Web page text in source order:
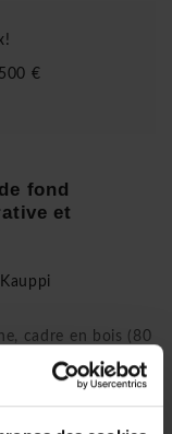
€
fond
et
cadre en bois (80
H165 x L140/180